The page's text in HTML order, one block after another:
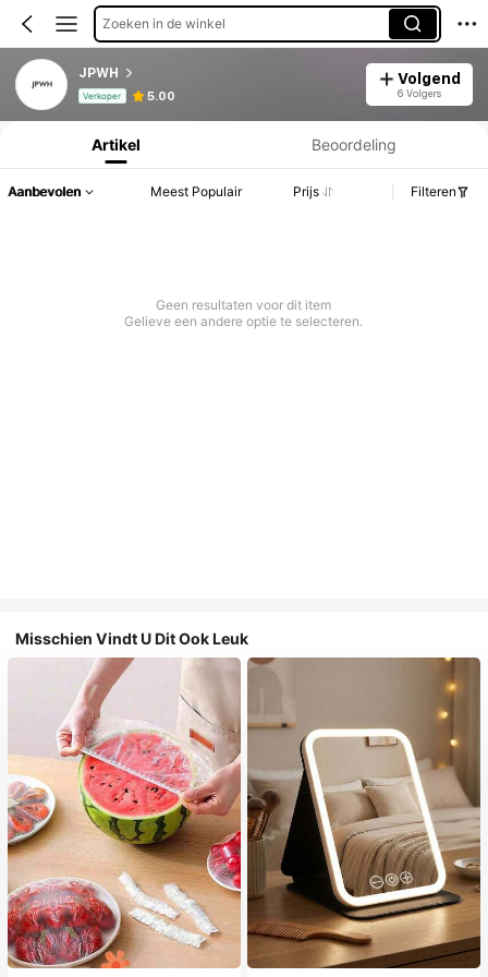
Zoeken in de winkel
JPWH
Verkoper 5.00
Volgend
6 Volgers
Productinformatie: Prijsopenbaring, Verkoop- en Voorraadgegevens.
Artikel Beoordeling
Aanbevolen Meest Populair Prijs Filteren
Geen resultaten voor dit item
Gelieve een andere optie te selecteren.
Misschien Vindt U Dit Ook Leuk